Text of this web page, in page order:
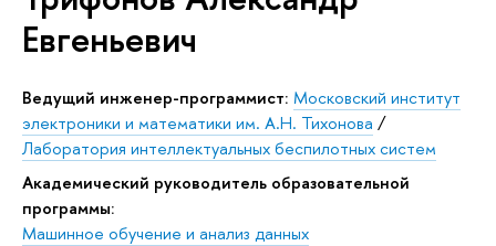
Евгеньевич
Ведущий инженер-программист: Московский институт
электроники и математики им. А.Н. Тихонова /
Лаборатория интеллектуальных беспилотных систем
Академический руководитель образовательной
программы:
Машинное обучение и анализ данных